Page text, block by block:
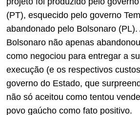
(PT), esquecido pelo governo
abandonado pelo Bolsonaro (PL).
Bolsonaro não apenas
como negociou para entregar a
execução (e os respectivos
governo do Estado, que
não só aceitou como tentou
povo gaúcho como fato positivo.